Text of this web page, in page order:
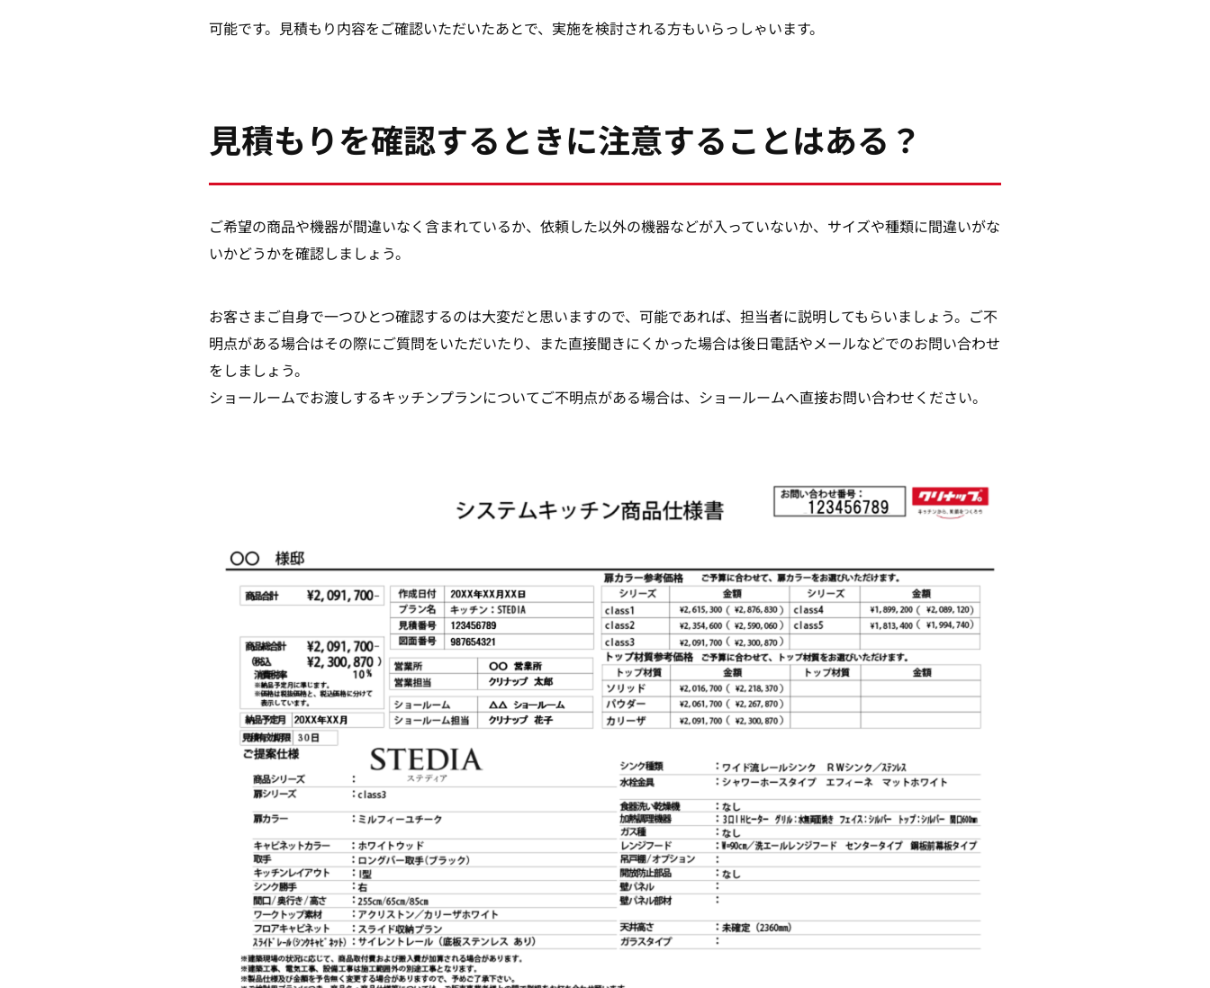
可能です。見積もり内容をご確認いただいたあとで、実施を検討される方もいらっしゃいます。
見積もりを確認するときに注意することはある？
ご希望の商品や機器が間違いなく含まれているか、依頼した以外の機器などが入っていないか、サイズや種類に間違いがな
いかどうかを確認しましょう。
お客さまご自身で一つひとつ確認するのは大変だと思いますので、可能であれば、担当者に説明してもらいましょう。ご不
明点がある場合はその際にご質問をいただいたり、また直接聞きにくかった場合は後日電話やメールなどでのお問い合わせ
をしましょう。
ショールームでお渡しするキッチンプランについてご不明点がある場合は、ショールームへ直接お問い合わせください。